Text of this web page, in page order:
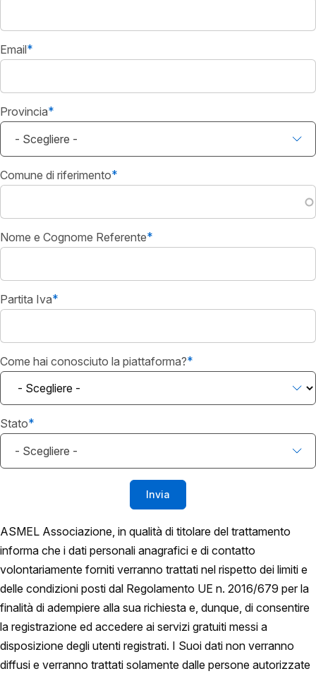
Email
Provincia
- Scegliere -
Comune di riferimento
Nome e Cognome Referente
Partita Iva
Come hai conosciuto la piattaforma?
Stato
- Scegliere -
ASMEL Associazione, in qualità di titolare del trattamento
informa che i dati personali anagrafici e di contatto
volontariamente forniti verranno trattati nel rispetto dei limiti e
delle condizioni posti dal Regolamento UE n. 2016/679 per la
finalità di adempiere alla sua richiesta e, dunque, di consentire
la registrazione ed accedere ai servizi gratuiti messi a
disposizione degli utenti registrati. I Suoi dati non verranno
diffusi e verranno trattati solamente dalle persone autorizzate